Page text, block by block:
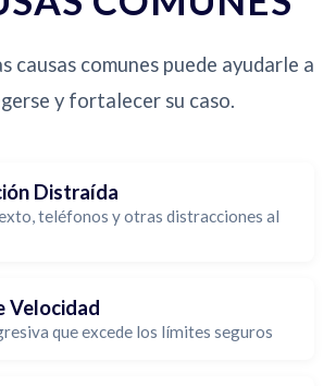
causas comunes puede ayudarle a
y fortalecer su caso.
Distraída
teléfonos y otras distracciones al
Velocidad
que excede los límites seguros